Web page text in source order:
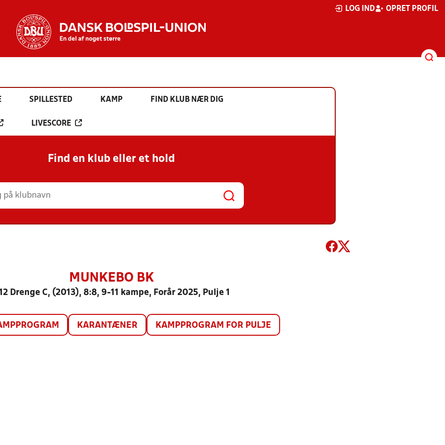
LOG IND OPRET PROFIL
SPILLESTED KAMP FIND KLUB NÆR DIG
LIVESCORE
Find en klub eller et hold
MUNKEBO BK
Drenge C, (2013), 8:8, 9-11 kampe, Forår 2025, Pulje 1
KARANTÆNER KAMPPROGRAM FOR PULJE